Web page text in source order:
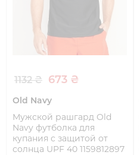
1132 ₴ 673 ₴
Old Navy
Мужской рашгард Old
Navy футболка для
купания с защитой от
солнца UPF 40 1159812897